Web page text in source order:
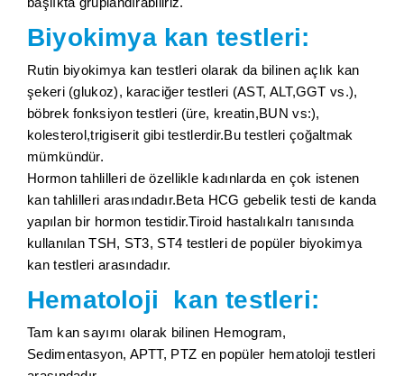
Biyokimya kan testleri:
Rutin biyokimya kan testleri olarak da bilinen açlık kan
şekeri (glukoz), karaciğer testleri (AST, ALT,GGT vs.),
böbrek fonksiyon testleri (üre, kreatin,BUN vs:),
kolesterol,trigiserit gibi testlerdir.Bu testleri çoğaltmak
mümkündür.
Hormon tahlilleri de özellikle kadınlarda en çok istenen
kan tahlilleri arasındadır.Beta HCG gebelik testi de kanda
yapılan bir hormon testidir.Tiroid hastalıkalrı tanısında
kullanılan TSH, ST3, ST4 testleri de popüler biyokimya
kan testleri arasındadır.
Hematoloji kan testleri:
Tam kan sayımı olarak bilinen Hemogram,
Sedimentasyon, APTT, PTZ en popüler hematoloji testleri